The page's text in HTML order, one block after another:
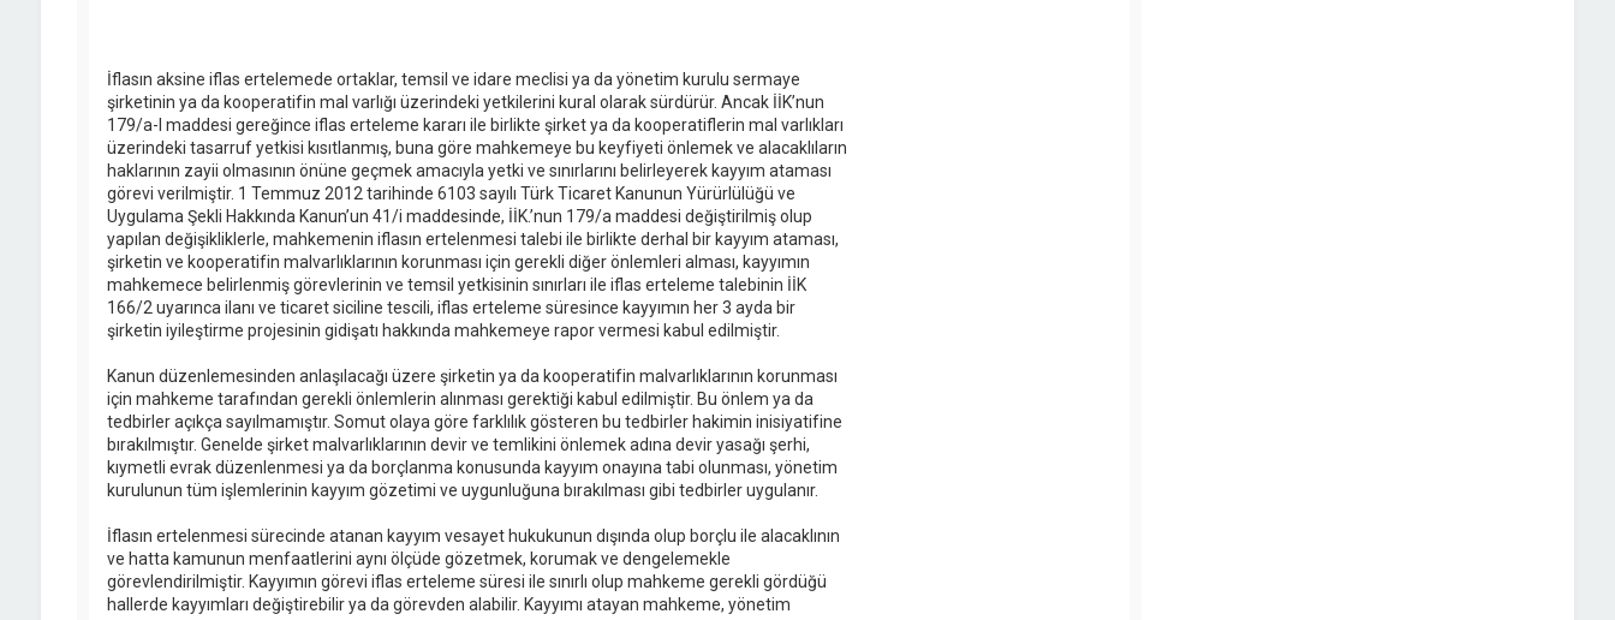
İflasın aksine iflas ertelemede ortaklar, temsil ve idare meclisi ya da yönetim kurulu sermaye
şirketinin ya da kooperatifin mal varlığı üzerindeki yetkilerini kural olarak sürdürür. Ancak İİK’nun
179/a-I maddesi gereğince iflas erteleme kararı ile birlikte şirket ya da kooperatiflerin mal varlıkları
üzerindeki tasarruf yetkisi kısıtlanmış, buna göre mahkemeye bu keyfiyeti önlemek ve alacaklıların
haklarının zayii olmasının önüne geçmek amacıyla yetki ve sınırlarını belirleyerek kayyım ataması
görevi verilmiştir. 1 Temmuz 2012 tarihinde 6103 sayılı Türk Ticaret Kanunun Yürürlülüğü ve
Uygulama Şekli Hakkında Kanun’un 41/i maddesinde, İİK.’nun 179/a maddesi değiştirilmiş olup
yapılan değişikliklerle, mahkemenin iflasın ertelenmesi talebi ile birlikte derhal bir kayyım ataması,
şirketin ve kooperatifin malvarlıklarının korunması için gerekli diğer önlemleri alması, kayyımın
mahkemece belirlenmiş görevlerinin ve temsil yetkisinin sınırları ile iflas erteleme talebinin İİK
166/2 uyarınca ilanı ve ticaret siciline tescili, iflas erteleme süresince kayyımın her 3 ayda bir
şirketin iyileştirme projesinin gidişatı hakkında mahkemeye rapor vermesi kabul edilmiştir.
Kanun düzenlemesinden anlaşılacağı üzere şirketin ya da kooperatifin malvarlıklarının korunması
için mahkeme tarafından gerekli önlemlerin alınması gerektiği kabul edilmiştir. Bu önlem ya da
tedbirler açıkça sayılmamıştır. Somut olaya göre farklılık gösteren bu tedbirler hakimin inisiyatifine
bırakılmıştır. Genelde şirket malvarlıklarının devir ve temlikini önlemek adına devir yasağı şerhi,
kıymetli evrak düzenlenmesi ya da borçlanma konusunda kayyım onayına tabi olunması, yönetim
kurulunun tüm işlemlerinin kayyım gözetimi ve uygunluğuna bırakılması gibi tedbirler uygulanır.
İflasın ertelenmesi sürecinde atanan kayyım vesayet hukukunun dışında olup borçlu ile alacaklının
ve hatta kamunun menfaatlerini aynı ölçüde gözetmek, korumak ve dengelemekle
görevlendirilmiştir. Kayyımın görevi iflas erteleme süresi ile sınırlı olup mahkeme gerekli gördüğü
hallerde kayyımları değiştirebilir ya da görevden alabilir. Kayyımı atayan mahkeme, yönetim